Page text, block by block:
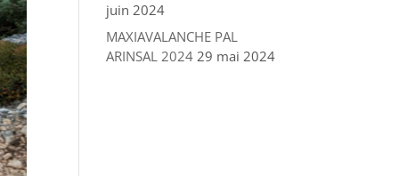
juin 2024
MAXIAVALANCHE PAL
ARINSAL 2024 29 mai 2024